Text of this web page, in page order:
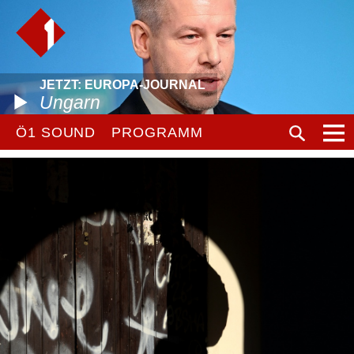
JETZT: EUROPA-JOURNAL
Ungarn
Ö1 SOUND PROGRAMM